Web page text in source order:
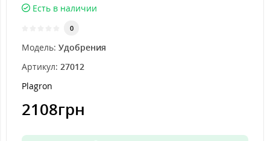
Есть в наличии
0
Модель: Удобрения
Артикул: 27012
Plagron
2108грн